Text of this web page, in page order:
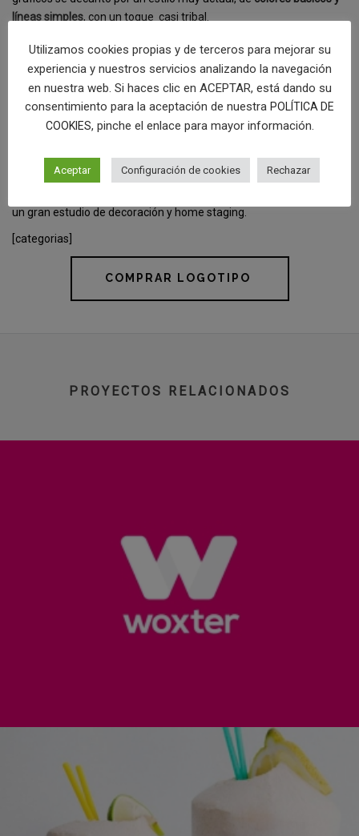
líneas simples, con un toque casi tribal.
Respecto a la tipografía, destacan tanto en el logo como en el
descriptor, el uso de unasfuentes de palo seco o sin serifa. Así,
damos un aire más actual a la marca.
Por último, mencionar el uso de los colores: un rosa apagado
secundarios.
un gran estudio de decoración y home staging.
[categorias]
COMPRAR LOGOTIPO
PROYECTOS RELACIONADOS
Utilizamos cookies propias y de terceros para mejorar su
experiencia y nuestros servicios analizando la navegación
en nuestra web. Si haces clic en ACEPTAR, está dando su
consentimiento para la aceptación de nuestra POLÍTICA DE
COOKIES, pinche el enlace para mayor información.
Aceptar Configuración de cookies Rechazar